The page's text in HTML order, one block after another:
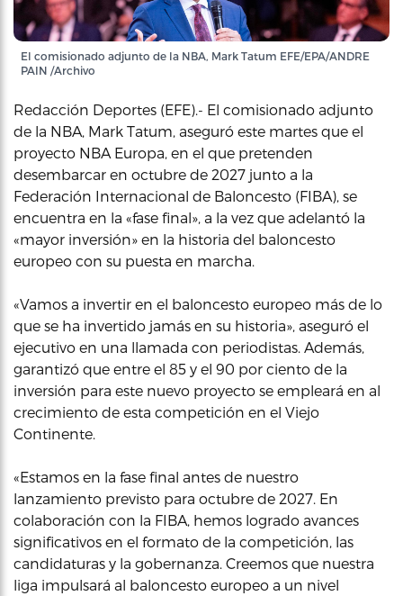
El comisionado adjunto de la NBA, Mark Tatum EFE/EPA/ANDRE
PAIN /Archivo
Redacción Deportes (EFE).- El comisionado adjunto
de la NBA, Mark Tatum, aseguró este martes que el
proyecto NBA Europa, en el que pretenden
desembarcar en octubre de 2027 junto a la
Federación Internacional de Baloncesto (FIBA), se
encuentra en la «fase final», a la vez que adelantó la
«mayor inversión» en la historia del baloncesto
europeo con su puesta en marcha.
«Vamos a invertir en el baloncesto europeo más de lo
que se ha invertido jamás en su historia», aseguró el
ejecutivo en una llamada con periodistas. Además,
garantizó que entre el 85 y el 90 por ciento de la
inversión para este nuevo proyecto se empleará en al
crecimiento de esta competición en el Viejo
Continente.
«Estamos en la fase final antes de nuestro
lanzamiento previsto para octubre de 2027. En
colaboración con la FIBA, hemos logrado avances
significativos en el formato de la competición, las
candidaturas y la gobernanza. Creemos que nuestra
liga impulsará al baloncesto europeo a un nivel